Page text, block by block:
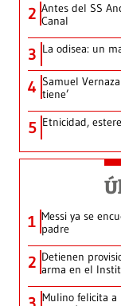
2 Antes del SS
Canal
3 La odisea: un
4 Samuel
tiene’
5 Etnicidad,
1 Messi ya se
padre
2 Detienen
arma en el
Mulino felicita a